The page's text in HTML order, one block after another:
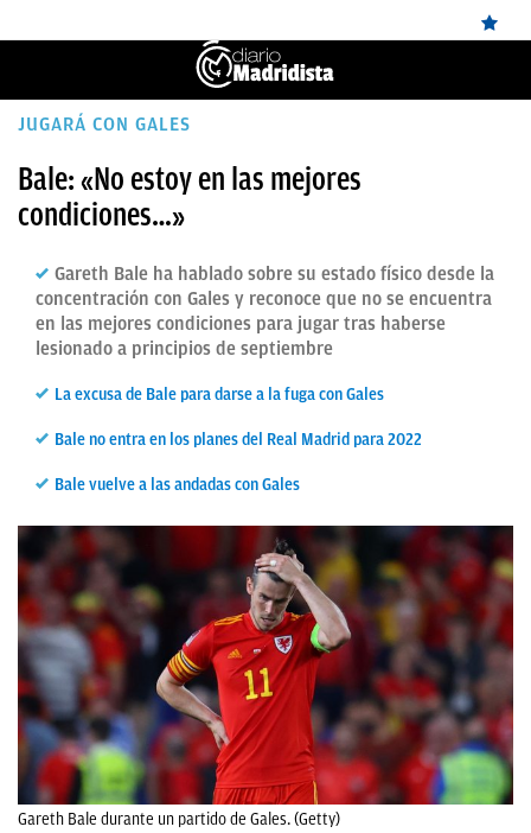
ÚLTIMAS
REAL
BALONCESTO
CANTERA
FICHAJES
DIRECTO
FEMENINO
OKDIARIO
JUGARÁ CON GALES
Bale: «No estoy en las mejores
condiciones…»
Gareth Bale ha hablado sobre su estado físico desde la
concentración con Gales y reconoce que no se encuentra
en las mejores condiciones para jugar tras haberse
lesionado a principios de septiembre
La excusa de Bale para darse a la fuga con Gales
Bale no entra en los planes del Real Madrid para 2022
Bale vuelve a las andadas con Gales
Gareth Bale durante un partido de Gales. (Getty)